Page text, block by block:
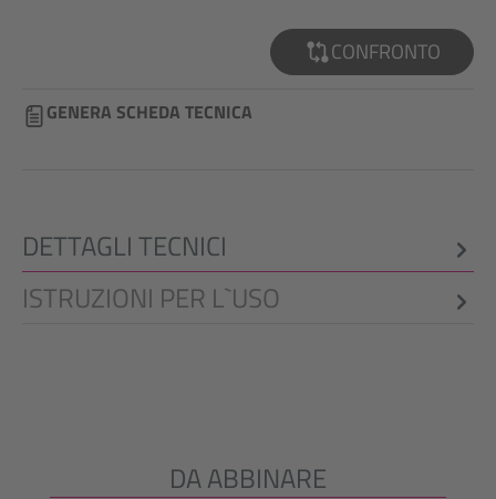
CONFRONTO
GENERA SCHEDA TECNICA
DETTAGLI TECNICI
ISTRUZIONI PER L`USO
Salta la galleria dei prodotti
DA ABBINARE